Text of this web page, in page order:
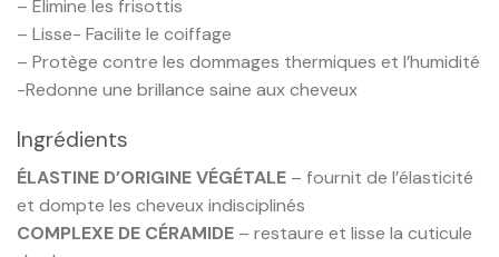
– Élimine les frisottis
– Lisse- Facilite le coiffage
– Protège contre les dommages thermiques et l’humidité
-Redonne une brillance saine aux cheveux
Ingrédients
ÉLASTINE D’ORIGINE VÉGÉTALE – fournit de l’élasticité
et dompte les cheveux indisciplinés
COMPLEXE DE CÉRAMIDE – restaure et lisse la cuticule